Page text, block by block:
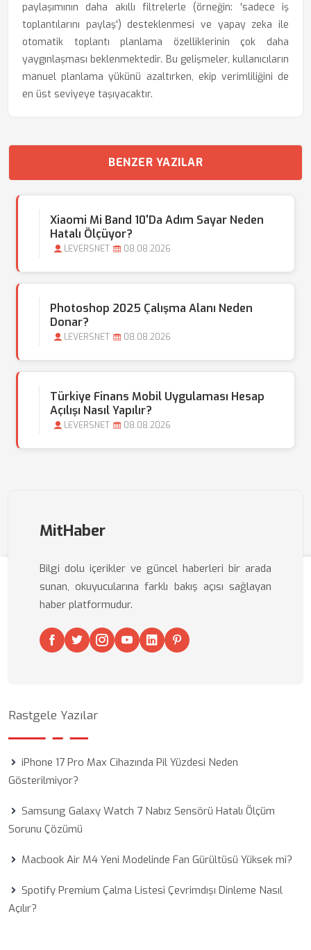
paylaşımının daha akıllı filtrelerle (örneğin: 'sadece iş
toplantılarını paylaş') desteklenmesi ve yapay zeka ile
otomatik toplantı planlama özelliklerinin çok daha
yaygınlaşması beklenmektedir. Bu gelişmeler, kullanıcıların
manuel planlama yükünü azaltırken, ekip verimliliğini de
en üst seviyeye taşıyacaktır.
BENZER YAZILAR
Xiaomi Mi Band 10'da Adım Sayar Neden
Hatalı Ölçüyor?
LEVERSNET 08.08.2026
Photoshop 2025 Çalışma Alanı Neden
Donar?
LEVERSNET 08.08.2026
Türkiye Finans Mobil Uygulaması Hesap
Açılışı Nasıl Yapılır?
LEVERSNET 08.08.2026
MitHaber
Bilgi dolu içerikler ve güncel haberleri bir arada
sunan, okuyucularına farklı bakış açısı sağlayan
haber platformudur.
Rastgele Yazılar
iPhone 17 Pro Max Cihazında Pil Yüzdesi Neden
Gösterilmiyor?
Samsung Galaxy Watch 7 Nabız Sensörü Hatalı Ölçüm
Sorunu Çözümü
Macbook Air M4 Yeni Modelinde Fan Gürültüsü Yüksek mi?
Spotify Premium Çalma Listesi Çevrimdışı Dinleme Nasıl
Açılır?